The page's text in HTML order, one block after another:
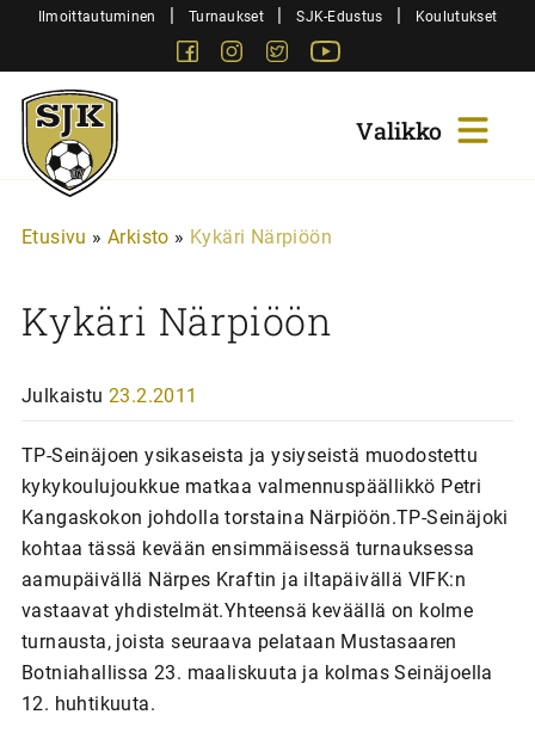
SiirryIlmoittautuminen | Turnaukset | SJK-Edustus | Koulutukset
FacebookInstagram
Twitter
Sjk-
Juniorit
Etusivu » Arkisto » Kykäri Närpiöön
Kykäri Närpiöön
Julkaistu 23.2.2011
TP-Seinäjoen ysikaseista ja ysiyseistä muodostettu
kykykoulujoukkue matkaa valmennuspäällikkö Petri
Kangaskokon johdolla torstaina Närpiöön.TP-Seinäjoki
kohtaa tässä kevään ensimmäisessä turnauksessa
aamupäivällä Närpes Kraftin ja iltapäivällä VIFK:n
vastaavat yhdistelmät.Yhteensä keväällä on kolme
turnausta, joista seuraava pelataan Mustasaaren
Botniahallissa 23. maaliskuuta ja kolmas Seinäjoella
12. huhtikuuta.